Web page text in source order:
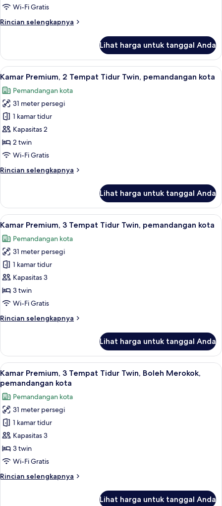
Tidur
Boleh
kota
Wi-Fi Gratis
Rincian selengkapnya
Rincian
Kamar
Premium,
2
Tidur
Double,
Boleh
Merokok,
pemandangan
kota
Lihat harga untuk tanggal Anda
Lihat
semua
foto
untuk
Kamar
Premium,
2
Tempat
Twin,
Brankas, meja kerja, ruang kerja
13
Kamar Premium, 2 Tempat Tidur Twin, pemandangan kota
Pemandangan kota
31 meter persegi
1 kamar tidur
Kapasitas 2
2 twin
Wi-Fi Gratis
Rincian selengkapnya
Rincian
Kamar
Premium,
2
Tidur
Twin,
pemandangan
kota
Lihat harga untuk tanggal Anda
Lihat
semua
foto
untuk
Kamar
Premium,
3
Tempat
Twin,
Brankas, meja kerja, ruang kerja
6
Kamar Premium, 3 Tempat Tidur Twin, pemandangan kota
Pemandangan kota
31 meter persegi
1 kamar tidur
Kapasitas 3
3 twin
Wi-Fi Gratis
Rincian selengkapnya
Rincian
Kamar
Premium,
3
Tempat
Tidur
Twin,
pemandangan
kota
Lihat harga untuk tanggal Anda
Lihat
semua
foto
untuk
Kamar
Premium,
3
Tempat
Tidur
Boleh
Brankas, meja kerja, ruang kerja
12
Kamar Premium, 3 Tempat Tidur Twin, Boleh Merokok,
pemandangan kota
Pemandangan kota
31 meter persegi
1 kamar tidur
Kapasitas 3
3 twin
Wi-Fi Gratis
Rincian selengkapnya
Rincian
Lihat harga untuk tanggal Anda